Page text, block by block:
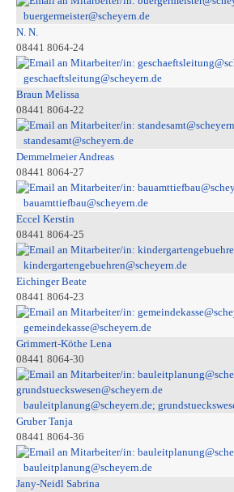
buergermeister@scheyern.de
N. N.
08441 8064-24
geschaeftsleitung@scheyern.de
Braun Melissa
08441 8064-22
standesamt@scheyern.de
Demmelmeier Andreas
08441 8064-27
bauamttiefbau@scheyern.de
Eccel Kerstin
08441 8064-25
kindergartengebuehren@scheyern.de
Eichinger Beate
08441 8064-23
gemeindekasse@scheyern.de
Grimmert-Köthe Lena
08441 8064-30
bauleitplanung@scheyern.de;
Gruber Tanja
08441 8064-36
bauleitplanung@scheyern.de
Jany-Neidl Sabrina